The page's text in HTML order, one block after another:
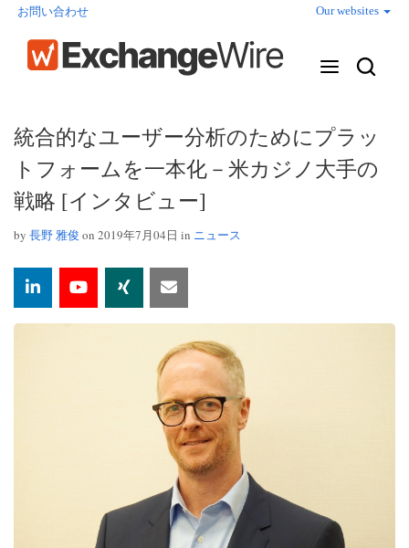
お問い合わせ Our websites
統合的なユーザー分析のためにプラッ
トフォームを一本化－米カジノ大手の
戦略 [インタビュー]
by 長野 雅俊 on 2019年7月04日 in ニュース